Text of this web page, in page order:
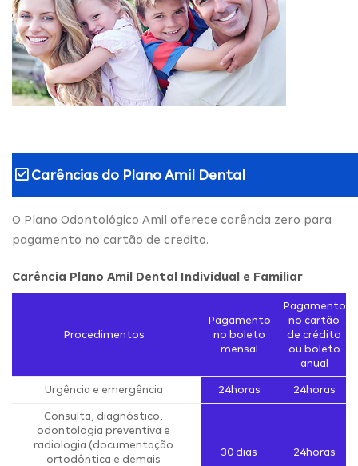
Carências do Plano Amil Dental
O Plano Odontológico Amil oferece carência zero para
pagamento no cartão de credito.
Carência Plano Amil Dental Individual e Familiar
Procedimentos
Pagamento
no boleto
mensal
Pagamento
no cartão
de crédito
ou boleto
anual
Urgência e emergência 24horas 24horas
Consulta, diagnóstico,
odontologia preventiva e
radiologia (documentação
ortodôntica e demais
30 dias 24horas